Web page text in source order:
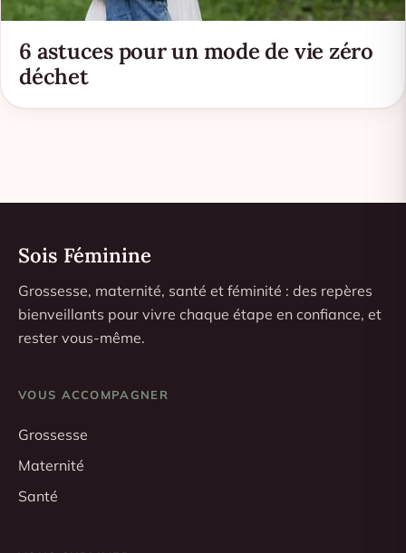
6 astuces pour un mode de vie zéro
déchet
Sois Féminine
Grossesse, maternité, santé et féminité : des repères
bienveillants pour vivre chaque étape en confiance, et
rester vous-même.
VOUS ACCOMPAGNER
Grossesse
Maternité
Santé